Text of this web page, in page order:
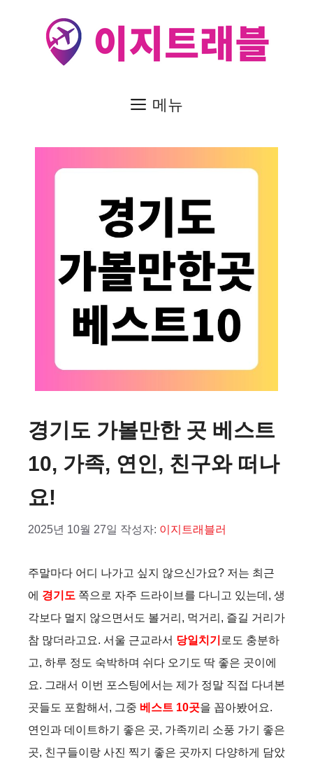
메뉴
경기도 가볼만한 곳 베스트
10, 가족, 연인, 친구와 떠나
요!
2025년 10월 27일 작성자: 이지트래블러
주말마다 어디 나가고 싶지 않으신가요? 저는 최근
에 경기도 쪽으로 자주 드라이브를 다니고 있는데, 생
각보다 멀지 않으면서도 볼거리, 먹거리, 즐길 거리가
참 많더라고요. 서울 근교라서 당일치기 로도 충분하
고, 하루 정도 숙박하며 쉬다 오기도 딱 좋은 곳이에
요. 그래서 이번 포스팅에서는 제가 정말 직접 다녀본
곳들도 포함해서, 그중 베스트 10곳을 꼽아봤어요.
연인과 데이트하기 좋은 곳, 가족끼리 소풍 가기 좋은
곳, 친구들이랑 사진 찍기 좋은 곳까지 다양하게 담았